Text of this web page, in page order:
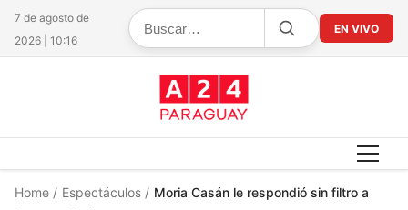
7 de agosto de
2026 | 10:16
EN VIVO
Home / Espectáculos / Moria Casán le respondió sin filtro a